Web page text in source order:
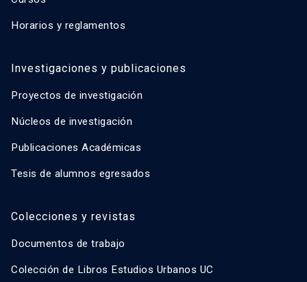
Horarios y reglamentos
Investigaciones y publicaciones
Proyectos de investigación
Núcleos de investigación
Publicaciones Académicas
Tesis de alumnos egresados
Colecciones y revistas
Documentos de trabajo
Colección de Libros Estudios Urbanos UC